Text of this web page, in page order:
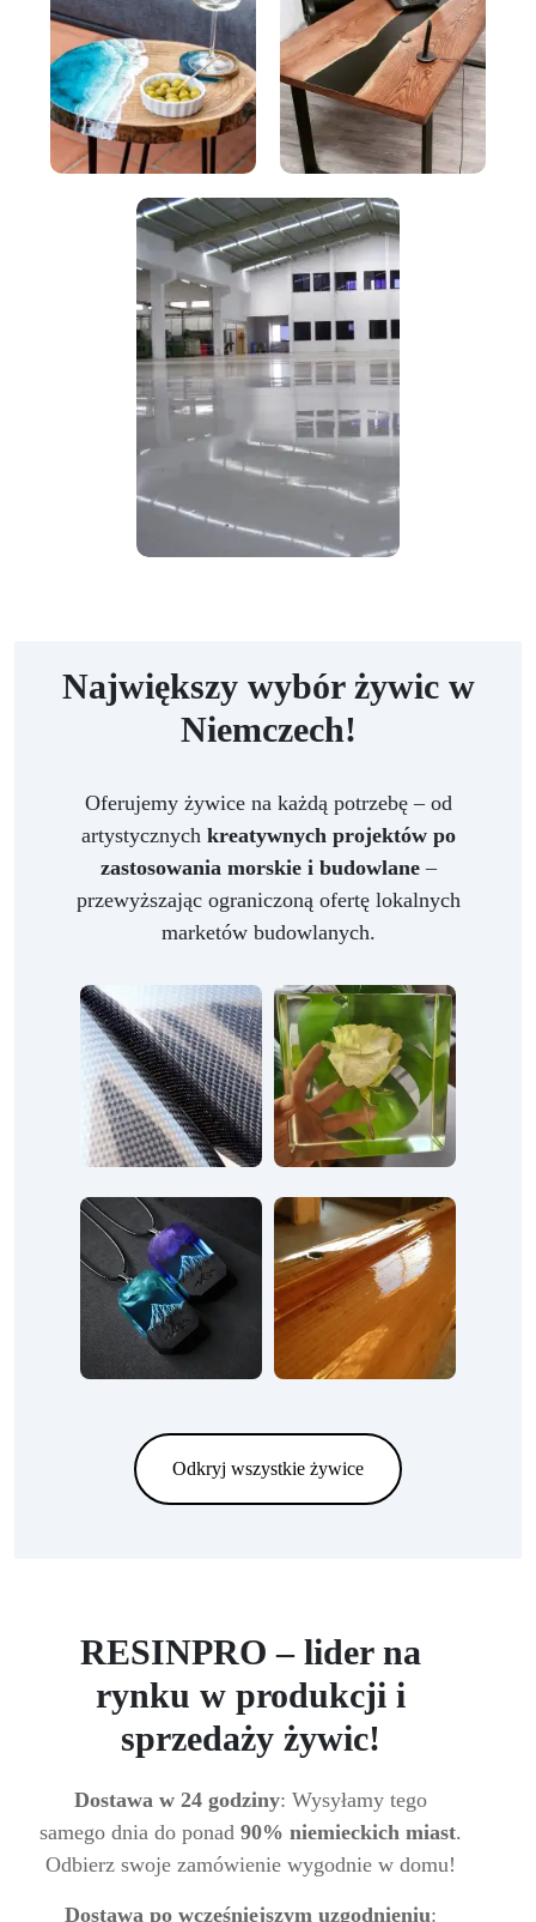
Największy wybór żywic w
Niemczech!
Oferujemy żywice na każdą potrzebę – od
artystycznych kreatywnych projektów po
zastosowania morskie i budowlane–
przewyższając ograniczoną ofertę lokalnych
marketów budowlanych.
Odkryj wszystkie żywice
RESINPRO – lider na
rynku w produkcji i
sprzedaży żywic!
Dostawa w 24 godziny: Wysyłamy tego
samego dnia do ponad 90% niemieckich miast.
Odbierz swoje zamówienie wygodnie w domu!
Dostawa po wcześniejszym uzgodnieniu: